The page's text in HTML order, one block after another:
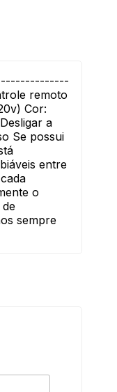
remoto
Cor:
a
Se possui
entre
o
sempre